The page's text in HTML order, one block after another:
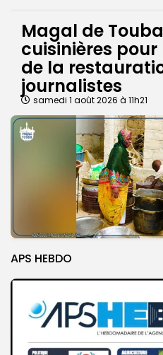
Magal de
cuisinières pour
de la
journalistes
samedi 1 août 2026 à 11h21
APS HEBDO